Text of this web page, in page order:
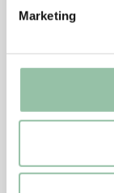
Marketing
skrå
Tips
Læg risene
tilføj nyt vand.